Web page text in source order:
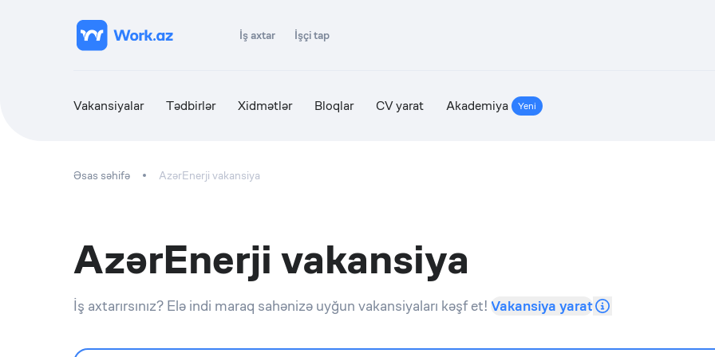
İş axtar İşçi tap
Vakansiyalar Tədbirlər Xidmətlər Bloqlar CV yarat Akademiya Yeni
Əsas səhifə AzərEnerji vakansiya
AzərEnerji vakansiya
İş axtarırsınız? Elə indi maraq sahənizə uyğun vakansiyaları kəşf et! Vakansiya yarat